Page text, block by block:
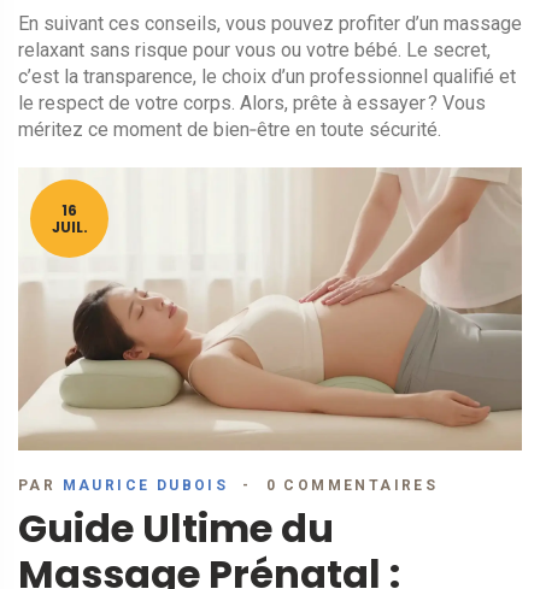
En suivant ces conseils, vous pouvez profiter d’un massage
relaxant sans risque pour vous ou votre bébé. Le secret,
c’est la transparence, le choix d’un professionnel qualifié et
le respect de votre corps. Alors, prête à essayer ? Vous
méritez ce moment de bien‑être en toute sécurité.
16
JUIL.
PAR MAURICE DUBOIS 0 COMMENTAIRES
Guide Ultime du
Massage Prénatal :